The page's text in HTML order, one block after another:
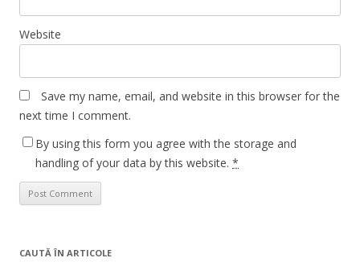
Website
Save my name, email, and website in this browser for the
next time I comment.
By using this form you agree with the storage and
handling of your data by this website. *
CAUTĂ ÎN ARTICOLE